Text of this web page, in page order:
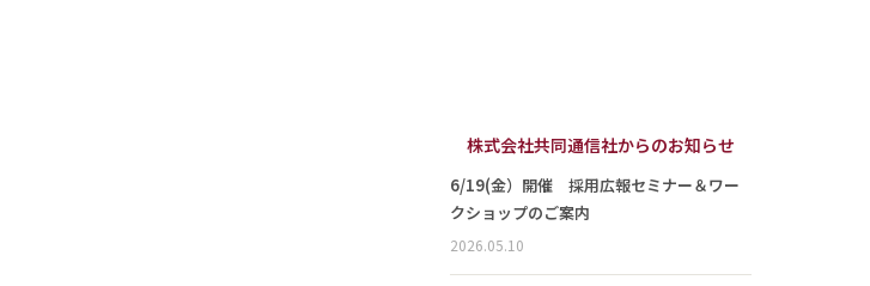
株式会社共同通信社からのお知らせ
6/19(金）開催 採用広報セミナー＆ワー
クショップのご案内
2026.05.10